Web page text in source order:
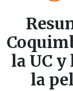
la UC
la